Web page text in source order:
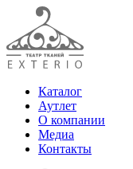
Каталог
Аутлет
О компании
Медиа
Контакты